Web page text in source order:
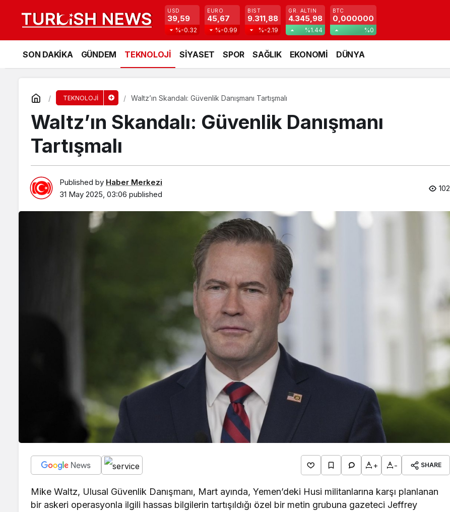
USD
39,59
%-0.32
EURO
45,67
%-0.99
BIST
9.311,88
%-2.19
GR. ALTIN
4.345,98
%1.44
BTC
0,000000
%0
SON DAKİKA GÜNDEM TEKNOLOJİ SİYASET SPOR SAĞLIK EKONOMİ DÜNYA
TEKNOLOJİ Waltz’ın Skandalı: Güvenlik Danışmanı Tartışmalı
Waltz’ın Skandalı: Güvenlik Danışmanı
Tartışmalı
Published by Haber Merkezi
31 May 2025, 03:06 published
102
+ - SHARE
Mike Waltz, Ulusal Güvenlik Danışmanı, Mart ayında, Yemen’deki Husi militanlarına karşı planlanan
bir askeri operasyonla ilgili hassas bilgilerin tartışıldığı özel bir metin grubuna gazeteci Jeffrey